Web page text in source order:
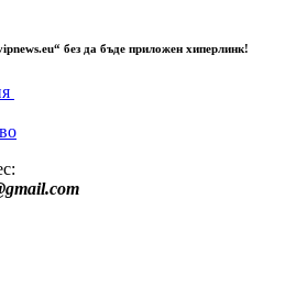
без да бъде приложен хиперлинк!